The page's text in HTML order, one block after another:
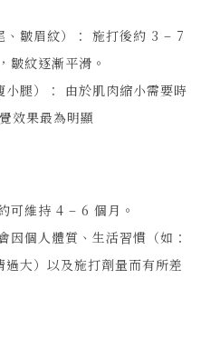
皺眉紋）： 施打後約 3 – 7
皺紋逐漸平滑。
腿）：
由於肌肉縮小需要時
效果最為明顯
可維持 4 – 6 個月 。
因個人體質、生活習慣（如：
大）以及施打劑量而有所差